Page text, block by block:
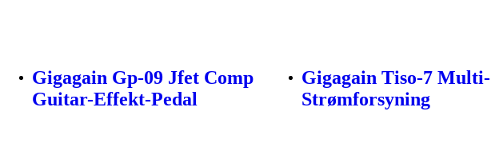
Gigagain Gp-09 Jfet Comp
Guitar-Effekt-Pedal
Gigagain Tiso-7 Multi-
Strømforsyning